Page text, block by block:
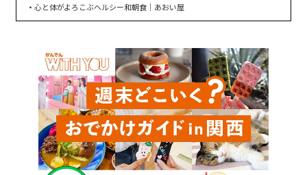
心と体がよろこぶヘルシー和朝食｜あおい屋